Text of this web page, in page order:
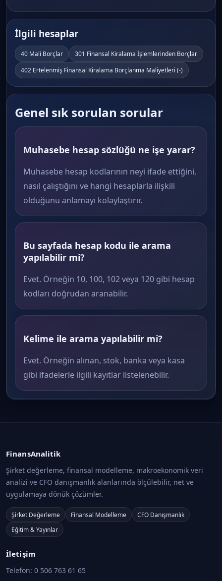
İlgili hesaplar
40 Mali Borçlar
301 Finansal Kiralama İşlemlerinden Borçlar
402 Ertelenmiş Finansal Kiralama Borçlanma Maliyetleri (-)
Genel sık sorulan sorular
Muhasebe hesap sözlüğü ne işe yarar?
Muhasebe hesap kodlarının neyi ifade ettiğini,
nasıl çalıştığını ve hangi hesaplarla ilişkili
olduğunu anlamayı kolaylaştırır.
Bu sayfada hesap kodu ile arama
yapılabilir mi?
Evet. Örneğin 10, 100, 102 veya 120 gibi hesap
kodları doğrudan aranabilir.
Kelime ile arama yapılabilir mi?
Evet. Örneğin alınan, stok, banka veya kasa
gibi ifadelerle ilgili kayıtlar listelenebilir.
FinansAnalitik
Şirket değerleme, finansal modelleme, makroekonomik veri
analizi ve CFO danışmanlık alanlarında ölçülebilir, net ve
uygulamaya dönük çözümler.
Şirket Değerleme Finansal Modelleme
CFO Danışmanlık
Eğitim & Yayınlar
İletişim
Telefon: 0 506 763 61 65